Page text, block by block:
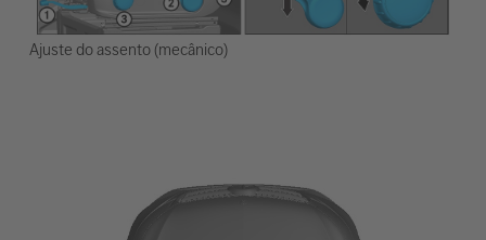
Ajuste do assento (mecânico)